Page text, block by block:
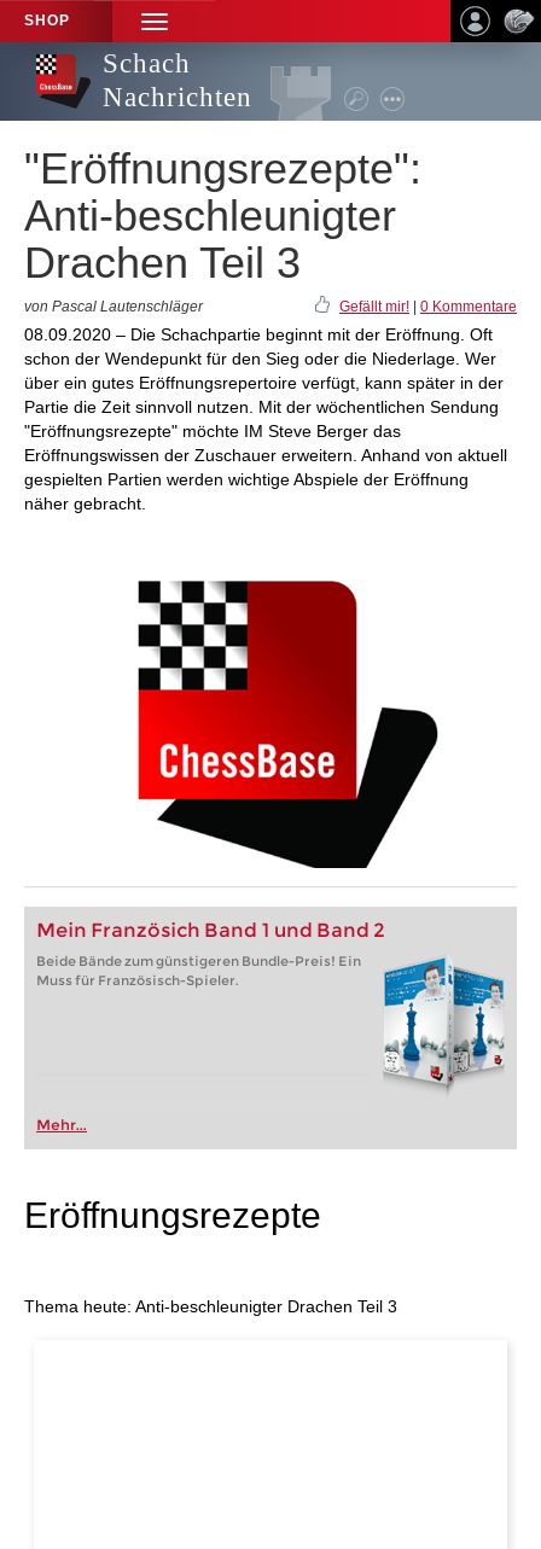
SHOP
TOGGLE
NAVIGATION
Schach
Nachrichten
"Eröffnungsrezepte":
Anti-beschleunigter
Drachen Teil 3
von Pascal Lautenschläger Gefällt mir! 0 Kommentare
08.09.2020 – Die Schachpartie beginnt mit der Eröffnung. Oft
schon der Wendepunkt für den Sieg oder die Niederlage. Wer
über ein gutes Eröffnungsrepertoire verfügt, kann später in der
Partie die Zeit sinnvoll nutzen. Mit der wöchentlichen Sendung
"Eröffnungsrezepte" möchte IM Steve Berger das
Eröffnungswissen der Zuschauer erweitern. Anhand von aktuell
gespielten Partien werden wichtige Abspiele der Eröffnung
näher gebracht.
Mein Französich Band 1 und Band 2
Beide Bände zum günstigeren Bundle-Preis! Ein
Muss für Französisch-Spieler.
Mehr...
Eröffnungsrezepte
Thema heute: Anti-beschleunigter Drachen Teil 3